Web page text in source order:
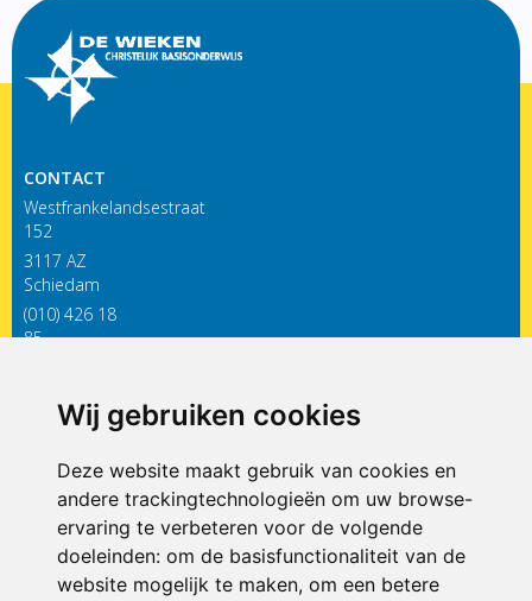
Wij gebruiken cookies
Deze website maakt gebruik van cookies en
andere trackingtechnologieën om uw browse-
ervaring te verbeteren voor de volgende
doeleinden: om de basisfunctionaliteit van de
website mogelijk te maken, om een betere
CONTACT
Westfrankelandsestraat
152
3117 AZ
Schiedam
(010) 426 18
85
ONDERDEEL VAN